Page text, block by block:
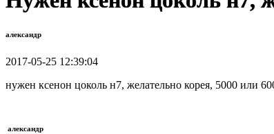
александр
2017-05-25 12:39:04
нужен ксенон цоколь н7, желательно корея, 5000 или
александр